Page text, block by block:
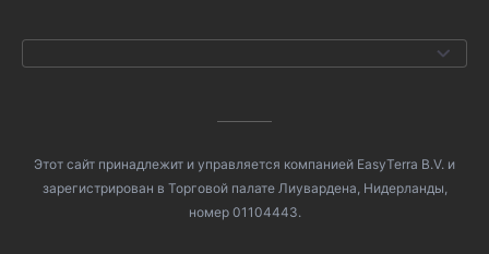
Этот сайт принадлежит и управляется компанией EasyTerra B.V. и
зарегистрирован в Торговой палате Лиувардена, Нидерланды,
номер 01104443.